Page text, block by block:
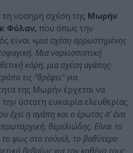
τη νοσηρή σχέση της Μωρήν
Φόλαν, που όπως την
είναι «μια σχέση αρρωστημένης
Μια ναρκισσιστική
κόρη, μια σχέση αγάπης-
τις “θρέφει” για
της Μωρήν έρχεται να
ύστατη ευκαιρία ελευθερίας
έχει η αγάπη και ο έρωτας σ’ ένα
θεμελιώδης. Είναι το
φως στο τούνελ, το βαθύτερο